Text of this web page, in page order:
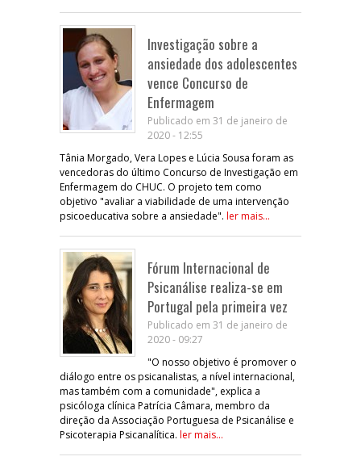
Investigação sobre a
ansiedade dos adolescentes
vence Concurso de
Enfermagem
Publicado em 31 de janeiro de
2020 - 12:55
Tânia Morgado, Vera Lopes e Lúcia Sousa foram as
vencedoras do último Concurso de Investigação em
Enfermagem do CHUC. O projeto tem como
objetivo "avaliar a viabilidade de uma intervenção
psicoeducativa sobre a ansiedade". ler mais...
Fórum Internacional de
Psicanálise realiza-se em
Portugal pela primeira vez
Publicado em 31 de janeiro de
2020 - 09:27
"O nosso objetivo é promover o
diálogo entre os psicanalistas, a nível internacional,
mas também com a comunidade", explica a
psicóloga clínica Patrícia Câmara, membro da
direção da Associação Portuguesa de Psicanálise e
Psicoterapia Psicanalítica. ler mais...